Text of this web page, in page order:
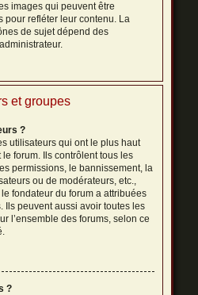
images qui peuvent être
pour refléter leur contenu. La
de sujet dépend des
et groupes
?
utilisateurs qui ont le plus haut
forum. Ils contrôlent tous les
permissions, le bannissement, la
ou de modérateurs, etc.,
fondateur du forum a attribuées
Ils peuvent aussi avoir toutes les
l’ensemble des forums, selon ce
?